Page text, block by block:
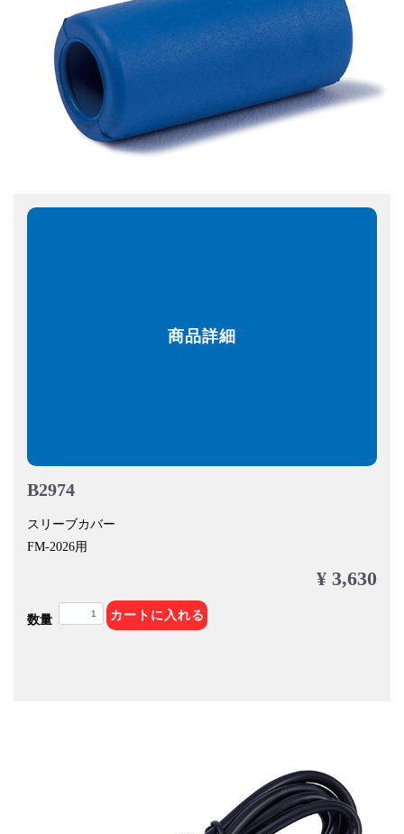
商品詳細
B2974
スリーブカバー
FM-2026用
¥ 3,630
数量 カートに入れる